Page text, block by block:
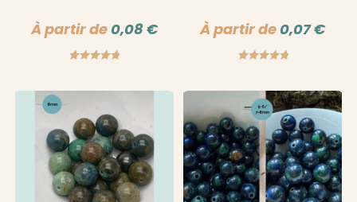
À partir de 0,08€ À partir de 0,07€